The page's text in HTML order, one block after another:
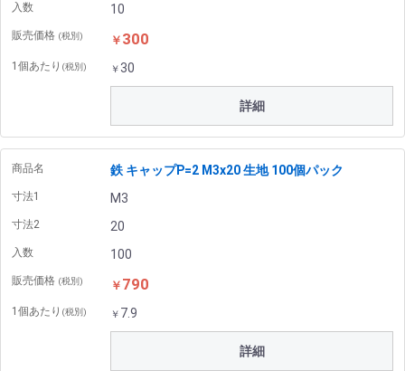
入数 10
販売価格 (税別) ￥ 300
1個あたり (税別) ￥ 30
詳細
商品名 鉄 キャップP=2 M3x20 生地 100個パック
寸法1 M3
寸法2 20
入数 100
販売価格 (税別) ￥ 790
1個あたり (税別) ￥ 7.9
詳細